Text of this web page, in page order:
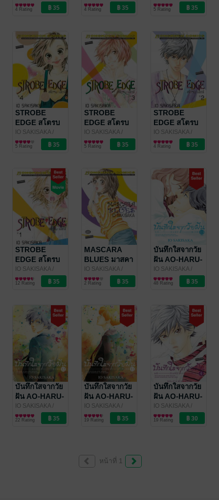
Bongkoch
Publishing
การ์ตูนผู้หญิง
4 Rating
Bongkoch
Publishing
การ์ตูนผู้หญิง
4 Rating
Bongkoch
Publishing
การ์ตูนผู้หญิง
5 Rating
STROBE
EDGE สโตรบ
เอดจ์ 4
IO SAKISAKA/
Bongkoch
Publishing
การ์ตูนผู้หญิง
5 Rating
STROBE
EDGE สโตรบ
เอดจ์ 3
IO SAKISAKA/
Bongkoch
Publishing
การ์ตูนผู้หญิง
5 Rating
STROBE
EDGE สโตรบ
เอดจ์ 2
IO SAKISAKA/
Bongkoch
Publishing
การ์ตูนผู้หญิง
4 Rating
STROBE
EDGE สโตรบ
เอดจ์ 1
IO SAKISAKA/
Bongkoch
Publishing
การ์ตูนผู้หญิง
12 Rating
MASCARA
BLUES มาสคา
ร่า บลูส์ (เล่ม
เดียวจบ)
IO SAKISAKA/
Bongkoch
Publishing
การ์ตูนผู้หญิง
2 Rating
บันทึกใสจากวัย
ฝัน AO-HARU-
RIDE 13 (เล่ม
จบ)
IO SAKISAKA/
Bongkoch
Publishing
การ์ตูนผู้หญิง
48 Rating
บันทึกใสจากวัย
ฝัน AO-HARU-
RIDE 12
IO SAKISAKA/
Bongkoch
Publishing
การ์ตูนผู้หญิง
22 Rating
บันทึกใสจากวัย
ฝัน AO-HARU-
RIDE 11
IO SAKISAKA/
Bongkoch
Publishing
การ์ตูนผู้หญิง
19 Rating
บันทึกใสจากวัย
ฝัน AO-HARU-
RIDE 4
IO SAKISAKA/
Bongkoch
Publishing
การ์ตูนผู้หญิง
19 Rating
หน้าที่ 1